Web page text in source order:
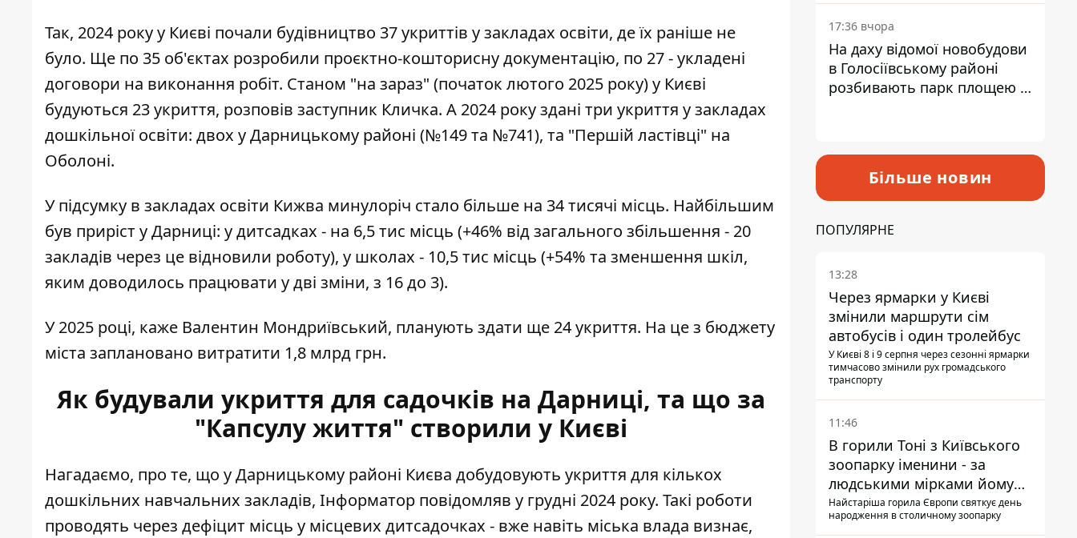
Так, 2024 року у Києві почали будівництво 37 укриттів у закладах освіти, де їх раніше не
було. Ще по 35 об'єктах розробили проєктно-кошторисну документацію, по 27 - укладені
договори на виконання робіт. Станом "на зараз" (початок лютого 2025 року) у Києві
будуються 23 укриття, розповів заступник Кличка. А 2024 року здані три укриття у закладах
дошкільної освіти: двох у Дарницькому районі (№149 та №741), та "Першій ластівці" на
Оболоні.
У підсумку в закладах освіти Кижва минулоріч стало більше на 34 тисячі місць. Найбільшим
був приріст у Дарниці: у дитсадках - на 6,5 тис місць (+46% від загального збільшення - 20
закладів через це відновили роботу), у школах - 10,5 тис місць (+54% та зменшення шкіл,
яким доводилось працювати у дві зміни, з 16 до 3).
У 2025 році, каже Валентин Мондриївський, планують здати ще 24 укриття. На це з бюджету
міста заплановано витратити 1,8 млрд грн.
Як будували укриття для садочків на Дарниці, та що за
"Капсулу життя" створили у Києві
Нагадаємо, про те, що уДарницькому районі Києва добудовують укриття для кількох
дошкільних навчальних закладів, Інформатор повідомляв у грудні 2024 року. Такі роботи
проводять через дефіцит місць у місцевих дитсадочках - вже навіть міська влада визнає,
17:36 вчора
На даху відомої новобудови
в Голосіївському районі
розбивають парк площею в
Більше новин
ПОПУЛЯРНЕ
13:28
Через ярмарки у Києві
змінили маршрути сім
автобусів і один тролейбус
У Києві 8 і 9 серпня через сезонні ярмарки
тимчасово змінили рух громадського
транспорту
11:46
В горили Тоні з Київського
зоопарку іменини - за
людськими мірками йому
вже понад 90 років
Найстаріша горила Європи святкує день
народження в столичному зоопарку